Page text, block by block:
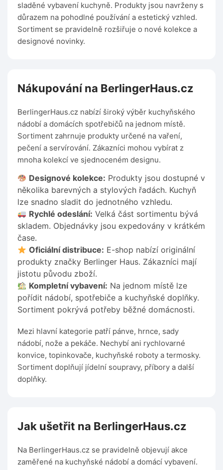
sladěné vybavení kuchyně. Produkty jsou navrženy s
důrazem na pohodlné používání a estetický vzhled.
Sortiment se pravidelně rozšiřuje o nové kolekce a
designové novinky.
Nákupování na BerlingerHaus.cz
BerlingerHaus.cz nabízí široký výběr kuchyňského
nádobí a domácích spotřebičů na jednom místě.
Sortiment zahrnuje produkty určené na vaření,
pečení a servírování. Zákazníci mohou vybírat z
mnoha kolekcí ve sjednoceném designu.
Designové kolekce: Produkty jsou dostupné v
několika barevných a stylových řadách. Kuchyň
lze snadno sladit do jednotného vzhledu.
Rychlé odeslání: Velká část sortimentu bývá
skladem. Objednávky jsou expedovány v krátkém
čase.
Oficiální distribuce: E-shop nabízí originální
produkty značky Berlinger Haus. Zákazníci mají
jistotu původu zboží.
Kompletní vybavení: Na jednom místě lze
pořídit nádobí, spotřebiče a kuchyňské doplňky.
Sortiment pokrývá potřeby běžné domácnosti.
Mezi hlavní kategorie patří pánve, hrnce, sady
nádobí, nože a pekáče. Nechybí ani rychlovarné
konvice, topinkovače, kuchyňské roboty a termosky.
Sortiment doplňují jídelní soupravy, příbory a další
doplňky.
Jak ušetřit na BerlingerHaus.cz
Na BerlingerHaus.cz se pravidelně objevují akce
zaměřené na kuchyňské nádobí a domácí vybavení.